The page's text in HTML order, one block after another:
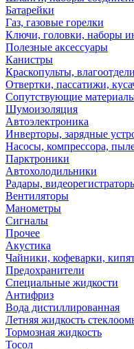
Батарейки
Газ, газовые горелки
Ключи, головки, наборы
Полезные аксессуары
Канистры
Краскопульты,
Отвертки, пассатижи,
Сопутствующие
Шумоизоляция
Автоэлектроника
Инверторы, зарядные
Насосы, компрессора,
Парктроники
Автохолодильники
Радары,
Вентиляторы
Манометры
Сигналы
Прочее
Акустика
Чайники, кофеварки,
Предохранители
Специальные жидкости
Антифриз
Вода дистиллированная
Летняя жидкость
Тормозная жидкость
Тосол